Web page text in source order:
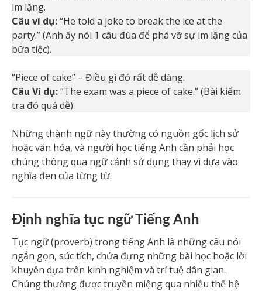
im lặng.
Câu ví dụ:“He told a joke to break the ice at the
party.” (Anh ấy nói 1 câu đùa để phá vỡ sự im lặng của
bữa tiệc).
“Piece of cake” – Điều gì đó rất dễ dàng.
Câu Ví dụ:“The exam was a piece of cake.” (Bài kiểm
tra đó quá dễ)
Những thành ngữ này thường có nguồn gốc lịch sử
hoặc văn hóa, và người học tiếng Anh cần phải học
chúng thông qua ngữ cảnh sử dụng thay vì dựa vào
nghĩa đen của từng từ.
Định nghĩa tục ngữ Tiếng Anh
Tục ngữ (proverb) trong tiếng Anh là những câu nói
ngắn gọn, súc tích, chứa đựng những bài học hoặc lời
khuyên dựa trên kinh nghiệm và trí tuệ dân gian.
Chúng thường được truyền miệng qua nhiều thế hệ